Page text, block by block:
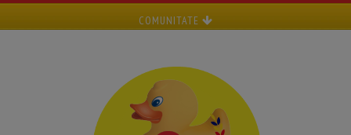
COMUNITATE